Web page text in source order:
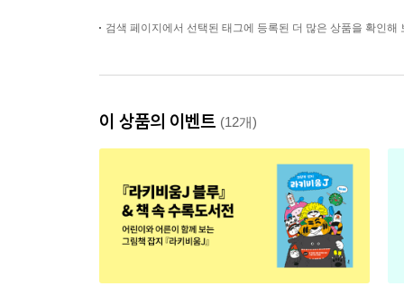
검색 페이지에서 선택된 태그에 등록된 더 많은 상품을 확인해
이 상품의 이벤트 (12개)